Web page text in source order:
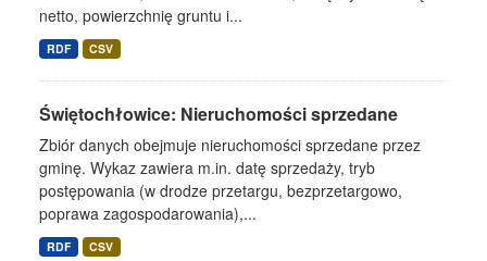
netto, powierzchnię gruntu i...
RDF CSV
Świętochłowice: Nieruchomości sprzedane
Zbiór danych obejmuje nieruchomości sprzedane przez
gminę. Wykaz zawiera m.in. datę sprzedaży, tryb
postępowania (w drodze przetargu, bezprzetargowo,
poprawa zagospodarowania),...
RDF CSV